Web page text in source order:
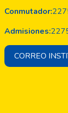
Conmutador:
Admisiones:
CORREO